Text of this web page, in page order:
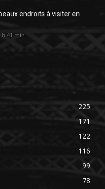
endroits à visiter en
h 41 min
225
171
122
116
99
78